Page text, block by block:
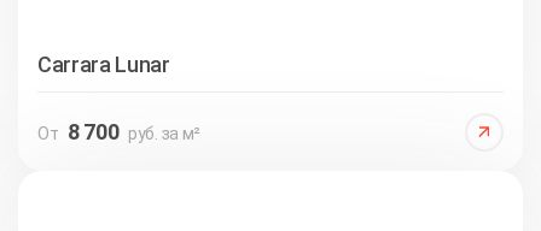
Carrara Lunar
От 8 700 руб. за м²